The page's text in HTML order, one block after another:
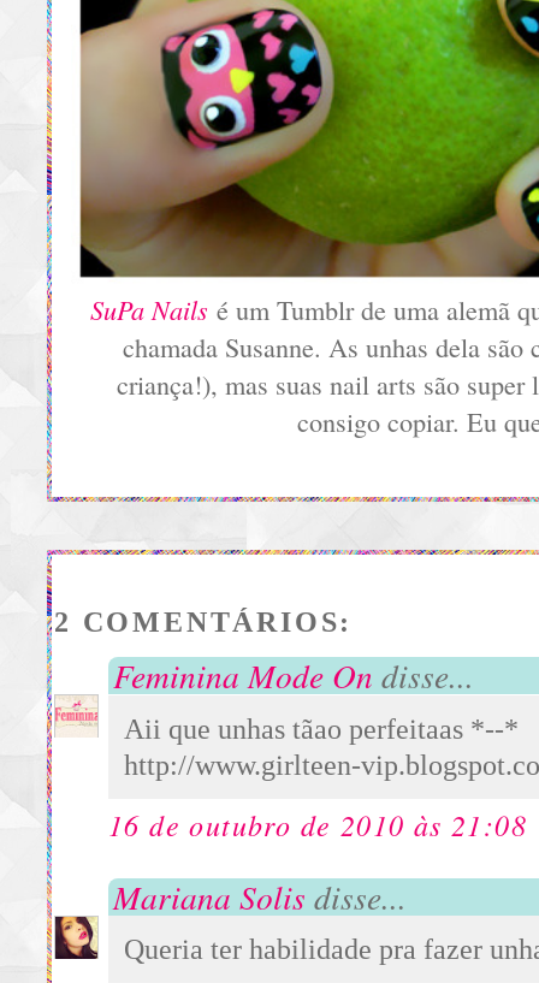
SuPa Nails é um Tumblr de uma alemã
chamada Susanne. As unhas dela são
criança!), mas suas nail arts são super
consigo copiar. Eu
2 COMENTÁRIOS:
Feminina Mode On disse...
Aii que unhas tãao perfeitaas *--*
http://www.girlteen-
16 de outubro de 2010 às 21:08
Mariana Solis disse...
Queria ter habilidade pra fazer